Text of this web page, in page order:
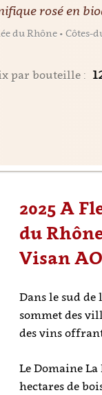
rosé en
du Rhône •
par bouteille :
2025 A
du
Visan
Dans le sud de
sommet des
des vins
Le Domaine La
hectares de